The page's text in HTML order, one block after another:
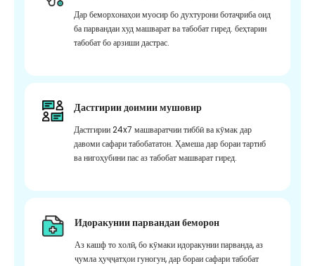
Дар беморхонаҳои муосир бо духтурони ботаҷриба оид
ба парвандаи худ машварат ва табобат гиред. беҳтарин
табобат бо арзиши дастрас.
Дастгирии доимии мушовир
Дастгирии 24x7 машваратчии тиббӣ ва кӯмак дар
давоми сафари табобататон. Ҳамеша дар бораи тартиб
ва нигоҳубини пас аз табобат машварат гиред.
Идоракунии парвандаи беморон
Аз кашф то холӣ, бо кӯмаки идоракунии парванда, аз
ҷумла ҳуҷҷатҳои гуногун, дар бораи сафари табобат